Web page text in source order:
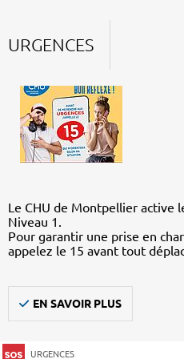
URGENCES
Le CHU de Montpellier active
Niveau 1.
Pour garantir une prise en
appelez le 15 avant tout
EN SAVOIR PLUS
URGENCES